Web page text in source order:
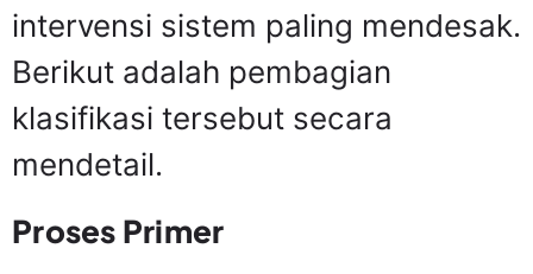
intervensi sistem paling mendesak.
Berikut adalah pembagian
klasifikasi tersebut secara
mendetail.
Proses Primer